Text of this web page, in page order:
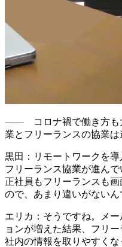
—— コロナ禍で働き方も
業とフリーランスの協業
黒田： リモートワークを
フリーランス協業が進んで
正社員もフリーランスも
ので、あまり違いがないん
エリカ：そうですね。メ
ョンが増えた結果、フリ
社内の情報を取りやすく